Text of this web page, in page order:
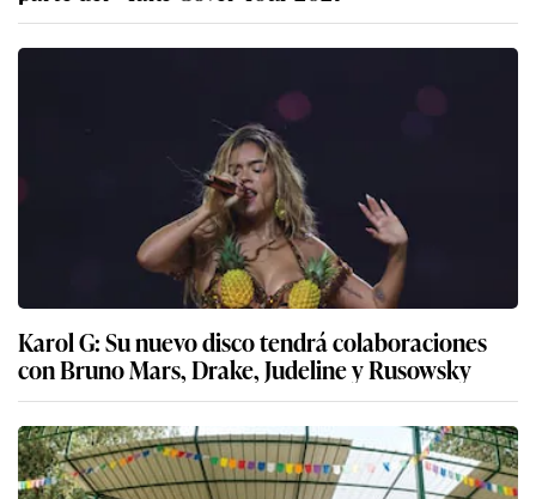
Karol G: Su nuevo disco tendrá colaboraciones
con Bruno Mars, Drake, Judeline y Rusowsky